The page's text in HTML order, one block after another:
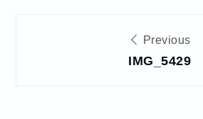
Previous
IMG_5429